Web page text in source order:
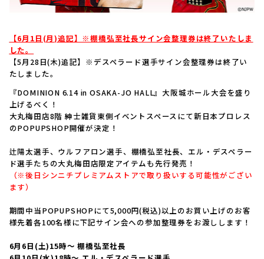
【6月1日(月)追記】※棚橋弘至社長サイン会整理券は終了いたしま
した。
【5月28日(木)追記】※デスペラード選手サイン会整理券は終了い
たしました。
『DOMINION 6.14 in OSAKA-JO HALL』大阪城ホール大会を盛り
上げるべく！
大丸梅田店8階 紳士雑貨東側イベントスペースにて新日本プロレス
のPOPUPSHOP開催が決定！
辻陽太選手、ウルフアロン選手、棚橋弘至社長、エル・デスペラー
ド選手たちの大丸梅田店限定アイテムも先行発売！
（※後日シンニチプレミアムストアで取り扱いする可能性がござい
ます）
期間中当POPUPSHOPにて5,000円(税込)以上のお買い上げのお客
様先着各100名様に下記サイン会への参加整理券をお渡しします！
6月6日(土)15時～ 棚橋弘至社長